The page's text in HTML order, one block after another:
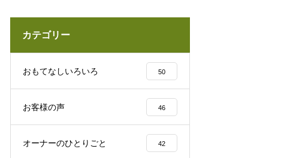
凛とした空気の佇まい、帯広神社と花手
水2025
カテゴリー
おもてなしいろいろ 50
お客様の声 46
オーナーのひとりごと 42